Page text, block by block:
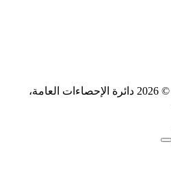
حقوق الطبع والنشر محفوظة © 2026 دائرة الإحصاءات العامة،